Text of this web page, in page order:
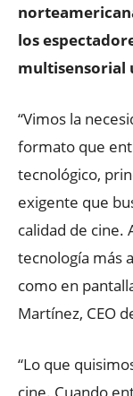
los
multisensorial
“Vimos la
formato que
tecnológico,
exigente que
calidad de cine.
tecnología más
como en
Martínez, CEO
“Lo que